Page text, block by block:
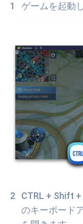
ゲームを起動
CTRL + Shift
のキーボード